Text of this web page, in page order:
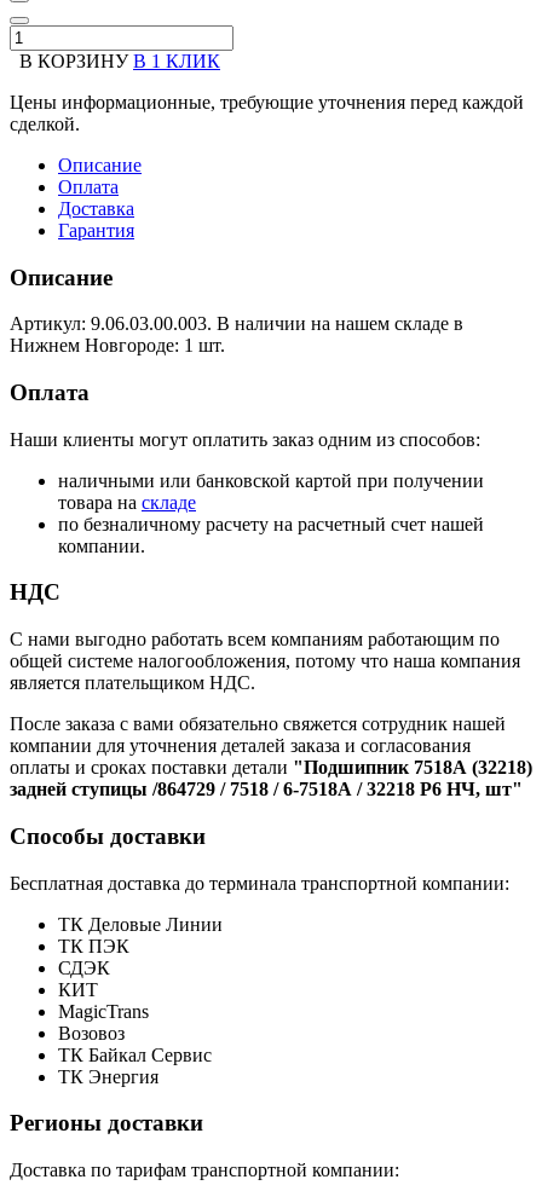
В КОРЗИНУ В 1 КЛИК
Цены информационные, требующие уточнения перед каждой
сделкой.
Описание
Оплата
Доставка
Гарантия
Описание
Артикул: 9.06.03.00.003. В наличии на нашем складе в
Нижнем Новгороде: 1 шт.
Оплата
Наши клиенты могут оплатить заказ одним из способов:
наличными или банковской картой при получении
товара на складе
по безналичному расчету на расчетный счет нашей
компании.
НДС
С нами выгодно работать всем компаниям работающим по
общей системе налогообложения, потому что наша компания
является плательщиком НДС.
После заказа с вами обязательно свяжется сотрудник нашей
компании для уточнения деталей заказа и согласования
оплаты и сроках поставки детали "Подшипник 7518А (32218)
задней ступицы /864729 / 7518 / 6-7518А / 32218 P6 НЧ, шт"
Способы доставки
Бесплатная доставка до терминала транспортной компании:
ТК Деловые Линии
ТК ПЭК
СДЭК
КИТ
MagicTrans
Возовоз
ТК Байкал Сервис
ТК Энергия
Регионы доставки
Доставка по тарифам транспортной компании: